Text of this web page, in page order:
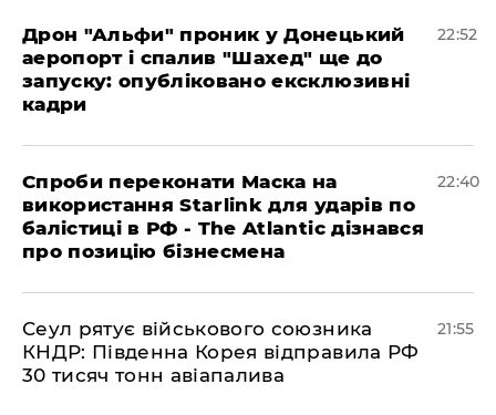
​Дрон "Альфи" проник у Донецький
аеропорт і спалив "Шахед" ще до
запуску: опубліковано ексклюзивні
кадри
22:52
​Спроби переконати Маска на
використання Starlink для ударів по
балістиці в РФ - The Atlantic дізнався
про позицію бізнесмена
22:40
​Сеул рятує військового союзника
КНДР: Південна Корея відправила РФ
30 тисяч тонн авіапалива
21:55